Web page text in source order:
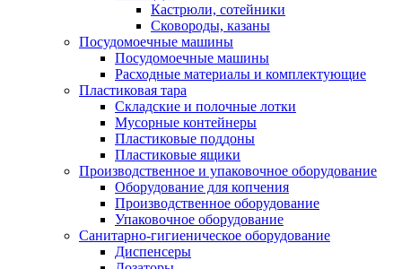
Кастрюли, сотейники
Сковороды, казаны
Посудомоечные машины
Посудомоечные машины
Расходные материалы и комплектующие
Пластиковая тара
Складские и полочные лотки
Мусорные контейнеры
Пластиковые поддоны
Пластиковые ящики
Производственное и упаковочное оборудование
Оборудование для копчения
Производственное оборудование
Упаковочное оборудование
Санитарно-гигиеническое оборудование
Диспенсеры